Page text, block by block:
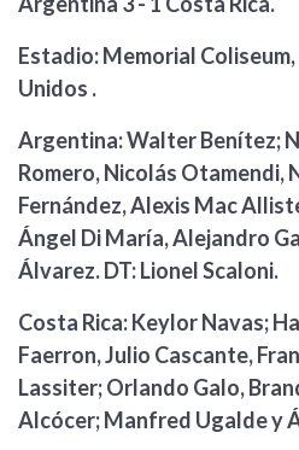
Estadio: Memorial
Unidos .
Argentina: Walter Benítez;
Romero, Nicolás Otamendi,
Fernández, Alexis Mac
Ángel Di María, Alejandro
Álvarez. DT: Lionel Scaloni.
Costa Rica: Keylor Navas;
Faerron, Julio Cascante,
Lassiter; Orlando Galo,
Alcócer; Manfred Ugalde y